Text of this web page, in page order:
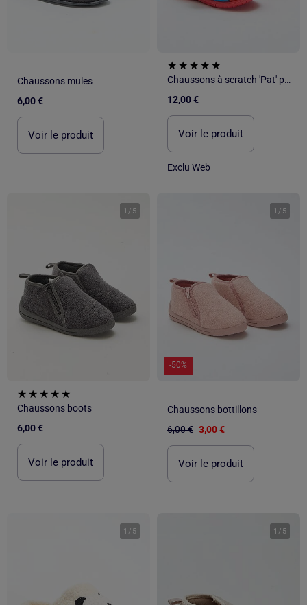
Chaussons mules
6,00 €
Voir le produit
Chaussons à scratch 'Pat' patrouille'
12,00 €
Voir le produit
Exclu Web
1 / 5
Chaussons boots
6,00 €
Voir le produit
1 / 5
-50%
Chaussons bottillons
6,00 € 3,00 €
Voir le produit
1 / 5 1 / 5